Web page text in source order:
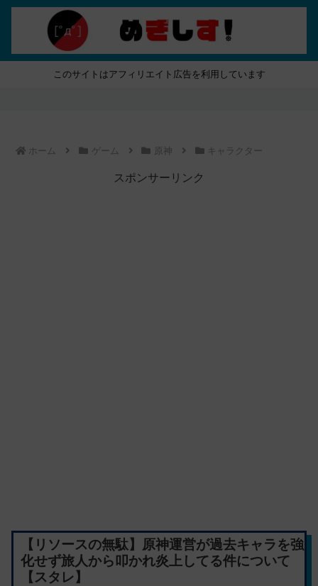
このサイトはアフィリエイト広告を利用しています
ホーム ゲーム 原神 キャラクター
スポンサーリンク
【リソースの無駄】原神運営が過去キャラを強
化せず旅人から叩かれ炎上してる件について
【スタレ】